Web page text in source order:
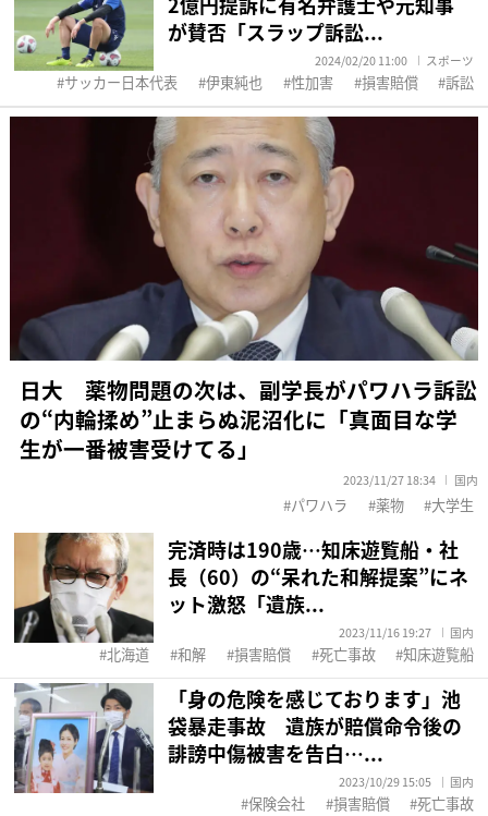
が賛否「スラップ訴訟...
2024/02/20 11:00 スポーツ
サッカー日本代表 伊東純也 性加害 損害賠償 訴訟
日大 薬物問題の次は、副学長がパワハラ訴訟
の“内輪揉め”止まらぬ泥沼化に「真面目な学
生が一番被害受けてる」
2023/11/27 18:34 国内
パワハラ 薬物 大学生
完済時は190歳…知床遊覧船・社
長（60）の“呆れた和解提案”にネ
ット激怒「遺族...
2023/11/16 19:27 国内
北海道 和解 損害賠償 死亡事故 知床遊覧船
「身の危険を感じております」池
袋暴走事故 遺族が賠償命令後の
誹謗中傷被害を告白…...
2023/10/29 15:05 国内
保険会社 損害賠償 死亡事故